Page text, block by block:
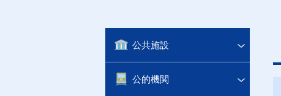
公共施設
公的機関